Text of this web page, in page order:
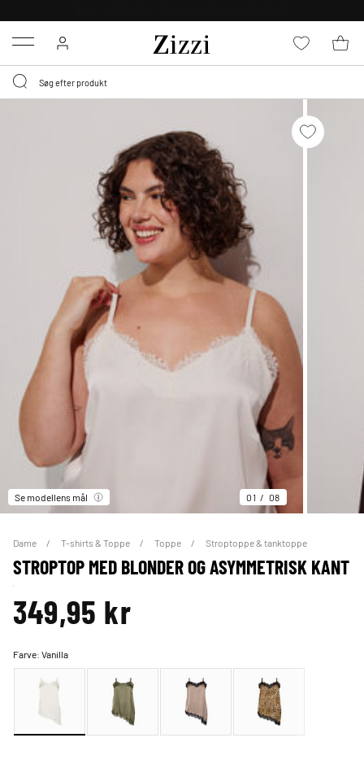
Menu
Se modellens mål 01 08
Dame T-shirts & Toppe Toppe Stroptoppe & tanktoppe
STROPTOP MED BLONDER OG ASYMMETRISK KANT
349,95 kr
Farve:Vanilla